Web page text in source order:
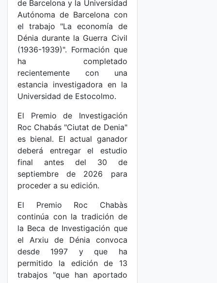
de Barcelona y la Universidad
Autónoma de Barcelona con
el trabajo "La economía de
Dénia durante la Guerra Civil
(1936-1939)". Formación que
ha completado
recientemente con una
estancia investigadora en la
Universidad de Estocolmo.
El Premio de Investigación
Roc Chabás "Ciutat de Denia"
es bienal. El actual ganador
deberá entregar el estudio
final antes del 30 de
septiembre de 2026 para
proceder a su edición.
El Premio Roc Chabàs
continúa con la tradición de
la Beca de Investigación que
el Arxiu de Dénia convoca
desde 1997 y que ha
permitido la edición de 13
trabajos "que han aportado